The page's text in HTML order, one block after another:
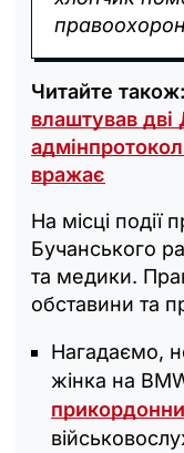
Читайте
влаштував
вражає
На місці події
Бучанського
та медики.
обставини та
Нагадаємо,
жінка на